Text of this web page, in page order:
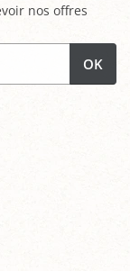
nos offres
OK